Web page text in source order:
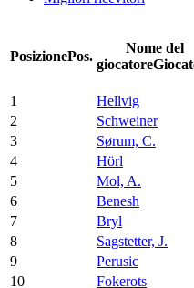
PosizionePos.
Nome del
giocatore
1
Hellvig
2
Schweiner
3
Sørum, C.
4
Hörl
5
Mol, A.
6
Benesh
7
Bryl
8
Sagstetter, J.
9
Perusic
10
Fokerots